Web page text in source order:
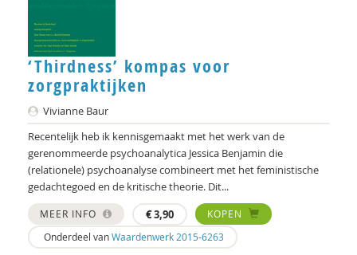
Frits Milders
Brecht Molenaar
Antoine Mooij
Jan Pols
Rosalie Pronk
Adelheid Rigo
Denise Robbesom
‘Thirdness’ kompas voor
zorgpraktijken
Vivianne Baur
Recentelijk heb ik kennisgemaakt met het werk van de
gerenommeerde psychoanalytica Jessica Benjamin die
(relationele) psychoanalyse combineert met het feministische
gedachtegoed en de kritische theorie. Dit...
MEER INFO €3,90
KOPEN
Onderdeel vanWaardenwerk 2015-6263